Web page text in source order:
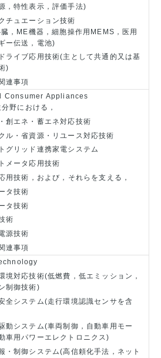
，特性表示，評価手法)
チュエーション技術
，ME機器，細胞操作用MEMS，医用
ー伝送，電池)
ライブ応用技術(主として共通的又は基
)
連事項
Consumer Appliances
野における，
創エネ・蓄エネ対応技術
ル・省資源・リユース対応技術
グリッド連携家電システム
メータ応用技術
用技術，および，それらを支える，
タ技術
タ技術
術
源技術
連事項
境対応技術(低燃費，低エミッション，
制御技術)
全システム(走行環境認識センサを含
動システム(車両制御，自動車用モー
車用パワーエレクトロニクス)
・制御システム(高信頼化手法，ネット